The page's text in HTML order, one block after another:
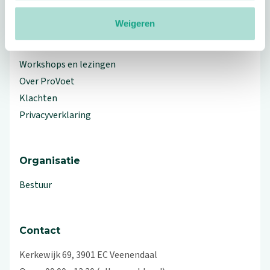
Weigeren
Branche Informatiecentrum
Workshops en lezingen
Over ProVoet
Klachten
Privacyverklaring
Organisatie
Bestuur
Contact
Kerkewijk 69, 3901 EC Veenendaal